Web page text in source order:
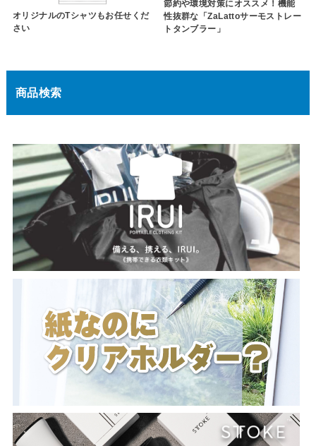
オリジナルのTシャツもお任せくだ
さい
節約や環境対策にオススメ！機能
性抜群な「ZaLattoサーモストレー
トタンブラー」
商品検索